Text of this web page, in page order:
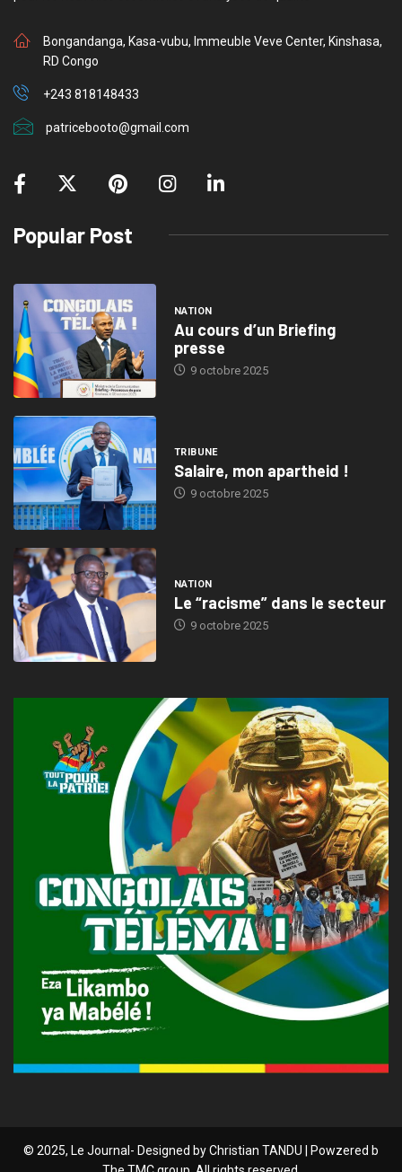
Bongandanga, Kasa-vubu, Immeuble Veve Center, Kinshasa,
RD Congo
+243 818148433
patricebooto@gmail.com
Popular Post
NATION
Au cours d’un Briefing
presse
9 octobre 2025
TRIBUNE
Salaire, mon apartheid !
9 octobre 2025
NATION
Le “racisme” dans le secteur
9 octobre 2025
© 2025, Le Journal- Designed by Christian TANDU | Powzered b